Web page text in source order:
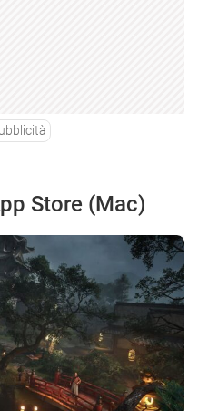
Store (Mac)